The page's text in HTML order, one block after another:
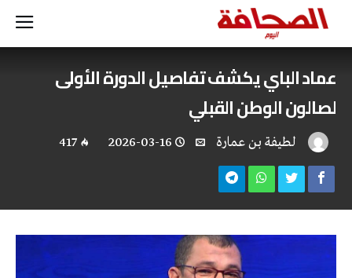
عماد الباي يكشف تفاصيل الدورة الأولى
لصالون الوطن القبلي
لطيفة بن عمارة 2026-03-16
417